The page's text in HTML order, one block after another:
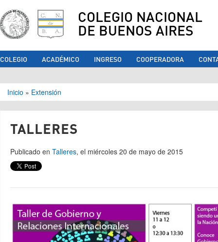
COLEGIO NACIONAL
DE BUENOS AIRES
COLEGIO ACADÉMICO INGRESO COOPERADORA
Se encuentra usted aquí
Inicio » Extensión
TALLERES
Publicado en Talleres, el miércoles 20 de mayo de 2015